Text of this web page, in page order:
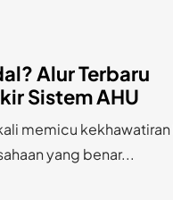
Alur Terbaru
Sistem AHU
memicu
yang benar...